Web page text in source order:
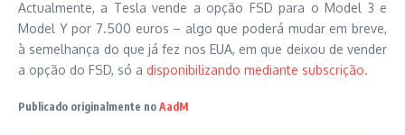
Actualmente, a Tesla vende a opção FSD para o Model 3 e
Model Y por 7.500 euros – algo que poderá mudar em breve,
à semelhança do que já fez nos EUA, em que deixou de vender
a opção do FSD, só a disponibilizando mediante subscrição.
Publicado originalmente no AadM